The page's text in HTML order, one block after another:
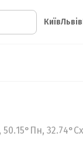
КиївЛьвів
32.74°Сх